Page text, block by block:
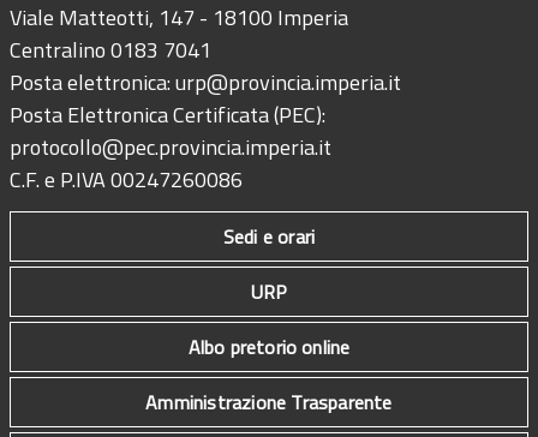
Viale Matteotti, 147 - 18100 Imperia
Centralino 0183 7041
Posta elettronica:urp@provincia.imperia.it
Posta Elettronica Certificata (PEC):
protocollo@pec.provincia.imperia.it
C.F. e P.IVA 00247260086
Sedi e orari
URP
Albo pretorio online
Amministrazione Trasparente